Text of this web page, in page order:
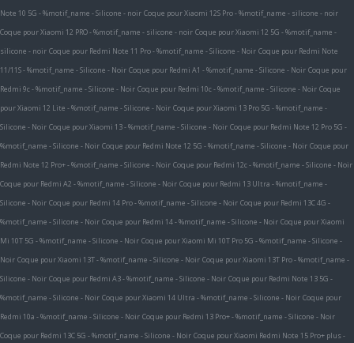
Note 10 5G - %motif_name - Silicone - noir Coque pour Xiaomi 12S Pro - %motif_name - silicone - noir
Coque pour Xiaomi 12 PRO - %motif_name - silicone - noir Coque pour Xiaomi 12 5G - %motif_name -
silicone - noir Coque pour Redmi Note 11 Pro - %motif_name - Silicone - Noir Coque pour Redmi Note
11/11S - %motif_name - Silicone - Noir Coque pour Redmi A1 - %motif_name - Silicone - Noir Coque pour
Redmi 9c - %motif_name - Silicone - Noir Coque pour Redmi 10c - %motif_name - Silicone - Noir Coque
pour Xiaomi 12 Lite - %motif_name - Silicone - Noir Coque pour Xiaomi 13 Pro 5G - %motif_name -
Silicone - Noir Coque pour Xiaomi 13 - %motif_name - Silicone - Noir Coque pour Redmi Note 12 Pro 5G -
%motif_name - Silicone - Noir Coque pour Redmi Note 12 5G - %motif_name - Silicone - Noir Coque pour
Redmi Note 12 Pro+ - %motif_name - Silicone - Noir Coque pour Redmi 12c - %motif_name - Silicone - Noir
Coque pour Redmi A2 - %motif_name - Silicone - Noir Coque pour Redmi 13 Ultra - %motif_name -
Silicone - Noir Coque pour Redmi 14 Pro - %motif_name - Silicone - Noir Coque pour Redmi 13C 4G -
%motif_name - Silicone - Noir Coque pour Redmi 14 - %motif_name - Silicone - Noir Coque pour Xiaomi
Mi 10T 5G - %motif_name - Silicone - Noir Coque pour Xiaomi Mi 10T Pro 5G - %motif_name - Silicone -
Noir Coque pour Xiaomi 13T - %motif_name - Silicone - Noir Coque pour Xiaomi 13T Pro - %motif_name -
Silicone - Noir Coque pour Redmi A3 - %motif_name - Silicone - Noir Coque pour Redmi Note 13 5G -
%motif_name - Silicone - Noir Coque pour Xiaomi 14 Ultra - %motif_name - Silicone - Noir Coque pour
Redmi 10a - %motif_name - Silicone - Noir Coque pour Redmi 13 Pro+ - %motif_name - Silicone - Noir
Coque pour Redmi 13C 5G - %motif_name - Silicone - Noir Coque pour Xiaomi Redmi Note 15 Pro+ plus -